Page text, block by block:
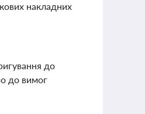
накладних
до
до вимог